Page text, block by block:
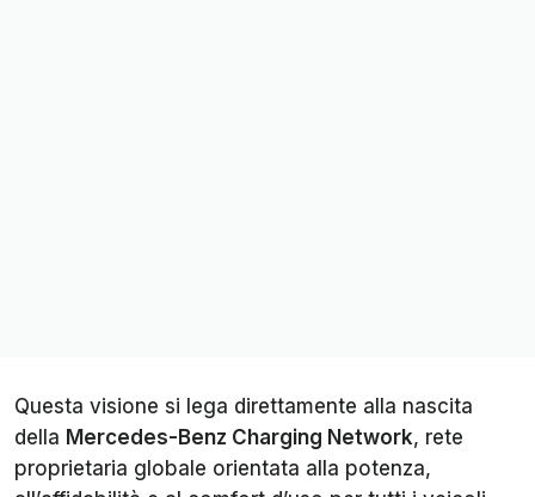
Questa visione si lega direttamente alla nascita
della Mercedes-Benz Charging Network, rete
proprietaria globale orientata alla potenza,